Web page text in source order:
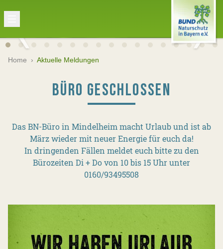
Home › Aktuelle Meldungen
BÜRO GESCHLOSSEN
Das BN-Büro in Mindelheim macht Urlaub und ist ab
März wieder mit neuer Energie für euch da!
In dringenden Fällen meldet euch bitte zu den
Bürozeiten Di + Do von 10 bis 15 Uhr unter
0160/93495508